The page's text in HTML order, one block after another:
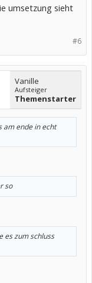
umsetzung sieht
#6
Vanille
Aufsteiger
Themenstarter
am ende in echt
so
es zum schluss